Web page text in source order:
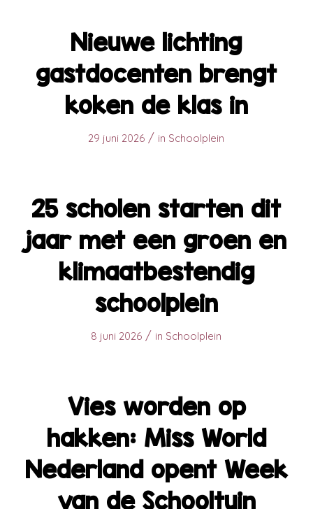
Nieuwe lichting
gastdocenten brengt
koken de klas in
29 juni 2026 / in Schoolplein
25 scholen starten dit
jaar met een groen en
klimaatbestendig
schoolplein
8 juni 2026 / in Schoolplein
Vies worden op
hakken: Miss World
Nederland opent Week
van de Schooltuin